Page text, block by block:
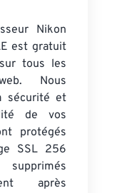
Nikon
est gratuit
tous les
Nous
sécurité et
de vos
protégés
SSL 256
après